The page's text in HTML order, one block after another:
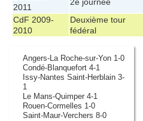
2011
CdF 2009-
2010
Deuxième tour
fédéral
Angers-La Roche-sur-Yon 1-0
Condé-Blanquefort 4-1
Issy-Nantes Saint-Herblain 3-
1
Le Mans-Quimper 4-1
Rouen-Cormelles 1-0
Saint-Maur-Verchers 8-0